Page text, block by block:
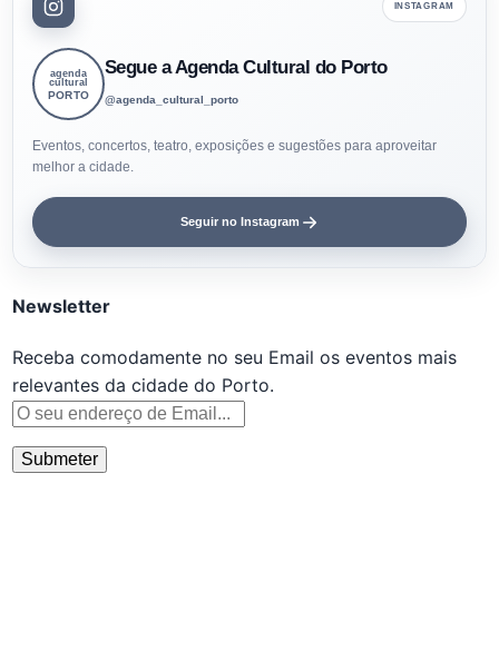
INSTAGRAM
agenda
cultural
PORTO
Segue a Agenda Cultural do Porto
@agenda_cultural_porto
Eventos, concertos, teatro, exposições e sugestões para aproveitar
melhor a cidade.
Seguir no Instagram
Newsletter
Receba comodamente no seu Email os eventos mais
relevantes da cidade do Porto.